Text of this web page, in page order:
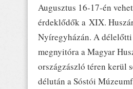
Augusztus 16-17-én
érdeklődők a XIX.
Nyíregyházán. A délelőtti
megnyitóra a Magyar
országzászló téren kerül
délután a Sóstói